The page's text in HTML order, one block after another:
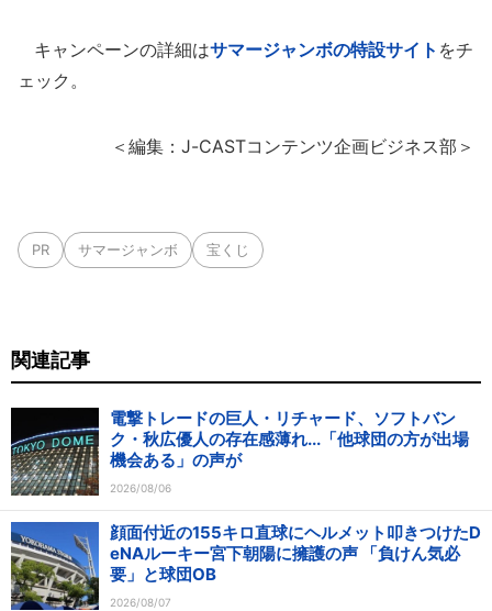
キャンペーンの詳細はサマージャンボの特設サイト をチ
ェック。
＜編集：J-CASTコンテンツ企画ビジネス部＞
PR サマージャンボ 宝くじ
関連記事
電撃トレードの巨人・リチャード、ソフトバン
ク・秋広優人の存在感薄れ...「他球団の方が出場
機会ある」の声が
2026/08/06
顔面付近の155キロ直球にヘルメット叩きつけたD
eNAルーキー宮下朝陽に擁護の声 「負けん気必
要」と球団OB
2026/08/07